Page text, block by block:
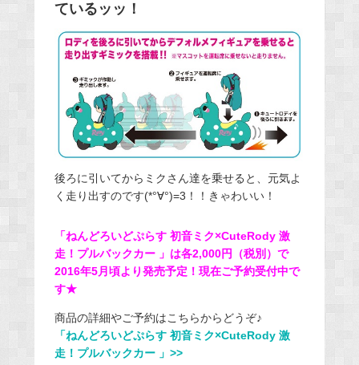
ているッッ！
後ろに引いてからミクさん達を乗せると、元気よ
く走り出すのです(*°∀°)=3！！きゃわいい！
「ねんどろいどぷらす 初音ミク×CuteRody 激
走！プルバックカー 」は各2,000円（税別）で
2016年5月頃より発売予定！現在ご予約受付中で
す★
商品の詳細やご予約はこちらからどうぞ♪
「ねんどろいどぷらす 初音ミク×CuteRody 激
走！プルバックカー 」>>